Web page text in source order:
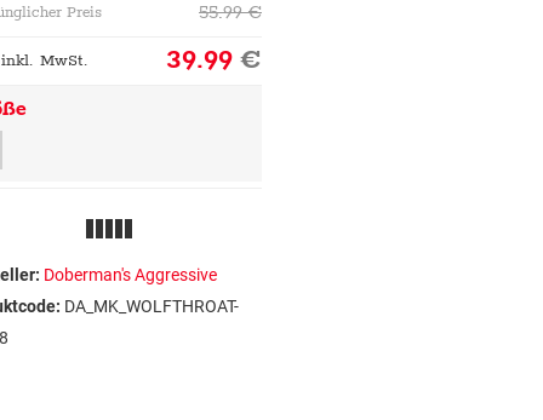
Preis 55.99€
MwSt. 39.99€
Doberman's Aggressive
DA_MK_WOLFTHROAT-